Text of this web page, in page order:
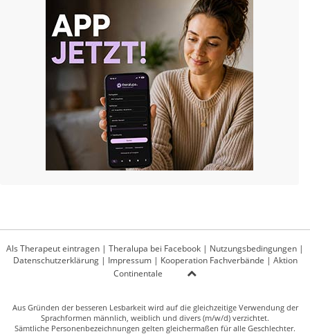
Als Therapeut eintragen | Theralupa bei Facebook | Nutzungsbedingungen |
Datenschutzerklärung| Impressum| Kooperation Fachverbände | Aktion
Continentale
Aus Gründen der besseren Lesbarkeit wird auf die gleichzeitige Verwendung der
Sprachformen männlich, weiblich und divers (m/w/d) verzichtet.
Sämtliche Personenbezeichnungen gelten gleichermaßen für alle Geschlechter.